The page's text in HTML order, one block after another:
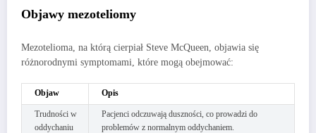
Objawy mezoteliomy
Mezotelioma, na którą cierpiał Steve McQueen, objawia się
różnorodnymi symptomami, które mogą obejmować:
Objaw Opis
Trudności w
oddychaniu
Pacjenci odczuwają duszności, co prowadzi do
problemów z normalnym oddychaniem.